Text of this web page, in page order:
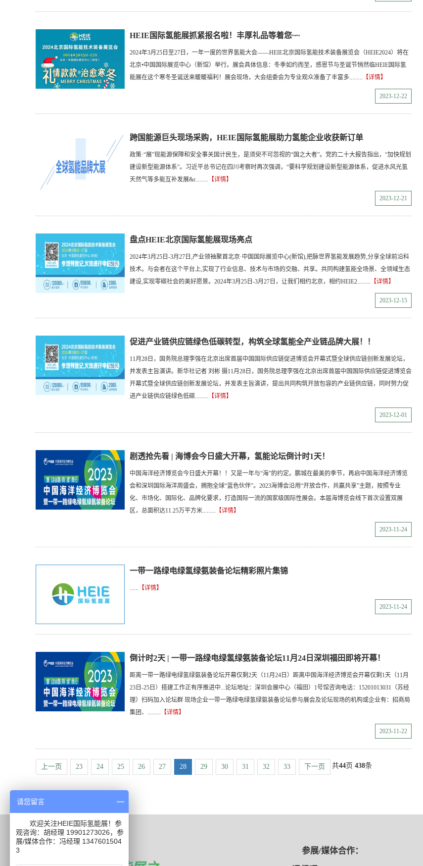
HEIE国际氢能展抓紧报名啦！丰厚礼品等着您~~
2024年3月25日至27日，一年一度的世界氢能大会——HEIE北京国际氢能技术装备展览会（HEIE2024）将在
北京•中国国际展览中心（新馆）举行。展会具体信息：冬季如约而至，感恩节与圣诞节悄然临HEIE国际氢
能展在这个寒冬圣诞送来暖暖福利！展会现场，大会组委会为专业观众准备了丰富多......... 【详情】
2023-12-22
跨国能源巨头现场采购，HEIE国际氢能展助力氢能企业收获新订单
政策·“展”现能源保障和安全事关国计民生，是须臾不可忽视的“国之大者”。党的二十大报告指出，“加快规划
建设新型能源体系”。习近平总书记在四川考察时再次强调，“要科学规划建设新型能源体系，促进水风光氢
天然气等多能互补发展&r......... 【详情】
2023-12-21
盘点HEIE北京国际氢能展现场亮点
2024年3月25日-3月27日,产业领袖聚首北京·中国国际展览中心(新馆),把脉世界氢能发展趋势,分享全球前沿科
技术。与会者在这个平台上,实现了行业信息、技术与市场的交融、共享。共同构建氢能全场景、全领域生态
建设,实现零碳社会的美好愿景。2024年3月25日-3月27日，让我们相约北京，相约HEIE2......... 【详情】
2023-12-15
促进产业链供应链绿色低碳转型，构筑全球氢能全产业链品牌大展！！
11月28日，国务院总理李强在北京出席首届中国国际供应链促进博览会开幕式暨全球供应链创新发展论坛，
并发表主旨演讲。新华社记者 刘彬 摄11月28日，国务院总理李强在北京出席首届中国国际供应链促进博览会
开幕式暨全球供应链创新发展论坛，并发表主旨演讲，提出共同构筑开放包容的产业链供应链，同时努力促
进产业链供应链绿色低碳......... 【详情】
2023-12-01
剧透抢先看 | 海博会今日盛大开幕，氢能论坛倒计时1天！
中国海洋经济博览会今日盛大开幕！！又是一年与“海”的约定。鹏城在最美的季节，再启中国海洋经济博览
会和深圳国际海洋周盛会，拥抱全球“蓝色伙伴”。2023海博会沿用“开放合作，共赢共享”主题，按照专业
化、市场化、国际化、品牌化要求，打造国际一流的国家级国际性展会。本届海博览会线下首次设置双展
区，总面积达11.25万平方米......... 【详情】
2023-11-24
一带一路绿电绿氢绿氨装备论坛精彩照片集锦
...... 【详情】
2023-11-24
倒计时2天 | 一带一路绿电绿氢绿氨装备论坛11月24日深圳福田即将开幕！
距离一带一路绿电绿氢绿氨装备论坛开幕仅剩2天（11月24日）距离中国海洋经济博览会开幕仅剩1天（11月
23日-25日）搭建工作正有序推进中...论坛地址：深圳会展中心（福田）1号馆咨询电话：15201013031（苏经
理）扫码加入论坛群 现场企业一带一路绿电绿氢绿氨装备论坛参与展会及论坛现场的机构或企业有：招商局
集团、......... 【详情】
2023-11-22
上一页 23 24 25 26 27 28 29 30 31 32 33 下一页 共44页 438条
联系我们
参展/媒体合作：
请您留言
欢迎关注HEIE国际氢能展！参
观咨询：胡经理 19901273026，参
展/媒体合作：冯经理 1347601504
3